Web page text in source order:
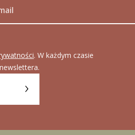
. W każdym czasie